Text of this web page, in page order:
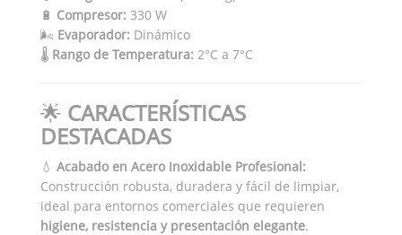
🔋 Compresor: 330 W
🌬️ Evaporador: Dinámico
🌡️ Rango de Temperatura: 2°C a 7°C
🌟 CARACTERÍSTICAS
DESTACADAS
💧 Acabado en Acero Inoxidable Profesional:
Construcción robusta, duradera y fácil de limpiar,
ideal para entornos comerciales que requieren
higiene, resistencia y presentación elegante.